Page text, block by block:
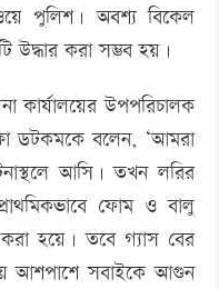
পুলিশ। অবশ্য বিকেল
উদ্ধার করা সম্ভব হয়।
কার্যালয়ের উপপরিচালক
ডটকমকে বলেন, ‘আমরা
আসি। তখন লরির
ফোম ও বালু
করা হয়ে। তবে গ্যাস বের
আশপাশে সবাইকে আগুন